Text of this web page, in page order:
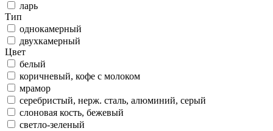
ларь
Тип
однокамерный
двухкамерный
Цвет
белый
коричневый, кофе с молоком
мрамор
серебристый, нерж. сталь, алюминий, серый
слоновая кость, бежевый
светло-зеленый